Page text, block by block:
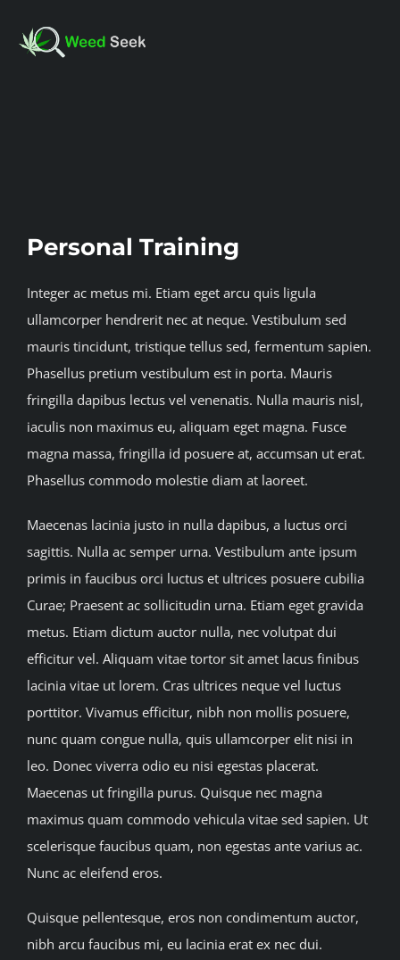
CLUBS
FAQ
TESTIMONIALS
BLOG
JOIN A CLUB
English
Image
Personal Training
Integer ac metus mi. Etiam eget arcu quis ligula
ullamcorper hendrerit nec at neque. Vestibulum sed
mauris tincidunt, tristique tellus sed, fermentum sapien.
Phasellus pretium vestibulum est in porta. Mauris
fringilla dapibus lectus vel venenatis. Nulla mauris nisl,
iaculis non maximus eu, aliquam eget magna. Fusce
magna massa, fringilla id posuere at, accumsan ut erat.
Phasellus commodo molestie diam at laoreet.
Maecenas lacinia justo in nulla dapibus, a luctus orci
sagittis. Nulla ac semper urna. Vestibulum ante ipsum
primis in faucibus orci luctus et ultrices posuere cubilia
Curae; Praesent ac sollicitudin urna. Etiam eget gravida
metus. Etiam dictum auctor nulla, nec volutpat dui
efficitur vel. Aliquam vitae tortor sit amet lacus finibus
lacinia vitae ut lorem. Cras ultrices neque vel luctus
porttitor. Vivamus efficitur, nibh non mollis posuere,
nunc quam congue nulla, quis ullamcorper elit nisi in
leo. Donec viverra odio eu nisi egestas placerat.
Maecenas ut fringilla purus. Quisque nec magna
maximus quam commodo vehicula vitae sed sapien. Ut
scelerisque faucibus quam, non egestas ante varius ac.
Nunc ac eleifend eros.
Quisque pellentesque, eros non condimentum auctor,
nibh arcu faucibus mi, eu lacinia erat ex nec dui.